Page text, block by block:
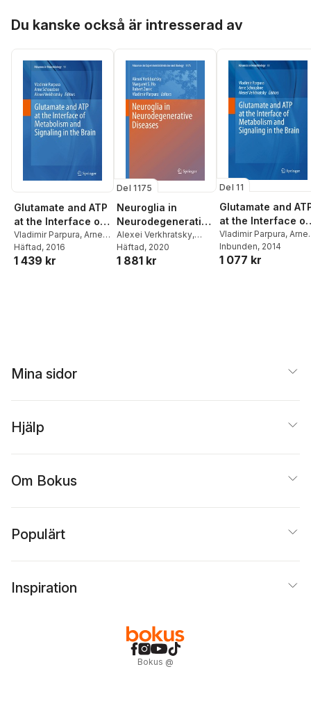
Du kanske också är intresserad av
Glutamate and ATP
at the Interface of
Metabolism and
Signaling in the
Brain
Vladimir Parpura, Arne
Schousboe,
Verkhratsky
Häftad, 2016
1 439 kr
Del 1175
Neuroglia in
Neurodegenerative
Diseases
Alexei Verkhratsky,
Margaret S. Ho
Zorec, Vladimir Parpura
Häftad, 2020
1 881 kr
Del 11
Glutamate and
at the Interface of
Metabolism and
Signaling in the
Brain
Vladimir Parpura, Arne
Schousboe,Alexei
Verkhratsky
Inbunden, 2014
1 077 kr
Mina sidor
Hjälp
Om Bokus
Populärt
Inspiration
Bokus @